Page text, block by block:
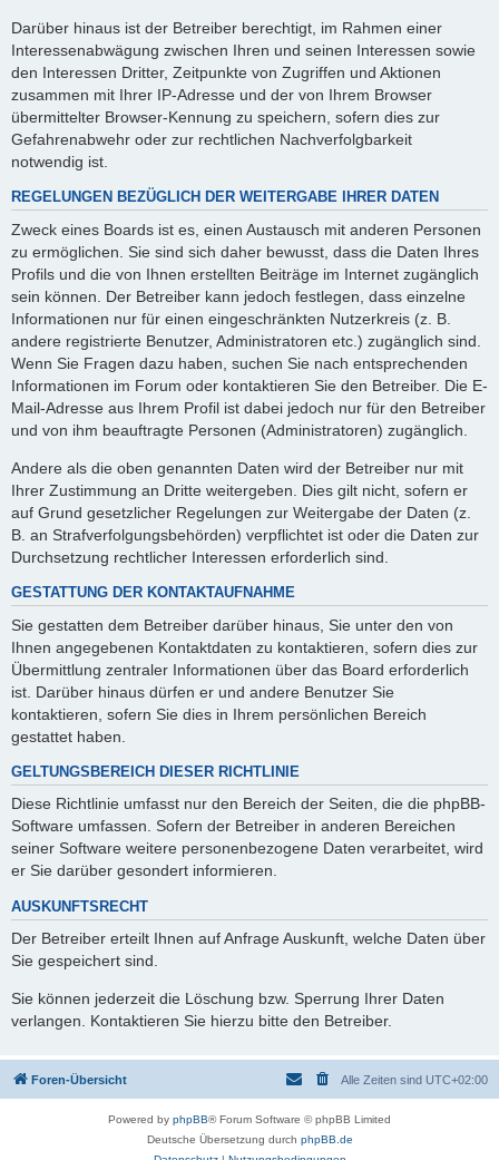
Darüber hinaus ist der Betreiber berechtigt, im Rahmen einer
Interessenabwägung zwischen Ihren und seinen Interessen sowie
den Interessen Dritter, Zeitpunkte von Zugriffen und Aktionen
zusammen mit Ihrer IP-Adresse und der von Ihrem Browser
übermittelter Browser-Kennung zu speichern, sofern dies zur
Gefahrenabwehr oder zur rechtlichen Nachverfolgbarkeit
notwendig ist.
REGELUNGEN BEZÜGLICH DER WEITERGABE IHRER DATEN
Zweck eines Boards ist es, einen Austausch mit anderen Personen
zu ermöglichen. Sie sind sich daher bewusst, dass die Daten Ihres
Profils und die von Ihnen erstellten Beiträge im Internet zugänglich
sein können. Der Betreiber kann jedoch festlegen, dass einzelne
Informationen nur für einen eingeschränkten Nutzerkreis (z. B.
andere registrierte Benutzer, Administratoren etc.) zugänglich sind.
Wenn Sie Fragen dazu haben, suchen Sie nach entsprechenden
Informationen im Forum oder kontaktieren Sie den Betreiber. Die E-
Mail-Adresse aus Ihrem Profil ist dabei jedoch nur für den Betreiber
und von ihm beauftragte Personen (Administratoren) zugänglich.
Andere als die oben genannten Daten wird der Betreiber nur mit
Ihrer Zustimmung an Dritte weitergeben. Dies gilt nicht, sofern er
auf Grund gesetzlicher Regelungen zur Weitergabe der Daten (z.
B. an Strafverfolgungsbehörden) verpflichtet ist oder die Daten zur
Durchsetzung rechtlicher Interessen erforderlich sind.
GESTATTUNG DER KONTAKTAUFNAHME
Sie gestatten dem Betreiber darüber hinaus, Sie unter den von
Ihnen angegebenen Kontaktdaten zu kontaktieren, sofern dies zur
Übermittlung zentraler Informationen über das Board erforderlich
ist. Darüber hinaus dürfen er und andere Benutzer Sie
kontaktieren, sofern Sie dies in Ihrem persönlichen Bereich
gestattet haben.
GELTUNGSBEREICH DIESER RICHTLINIE
Diese Richtlinie umfasst nur den Bereich der Seiten, die die phpBB-
Software umfassen. Sofern der Betreiber in anderen Bereichen
seiner Software weitere personenbezogene Daten verarbeitet, wird
er Sie darüber gesondert informieren.
AUSKUNFTSRECHT
Der Betreiber erteilt Ihnen auf Anfrage Auskunft, welche Daten über
Sie gespeichert sind.
Sie können jederzeit die Löschung bzw. Sperrung Ihrer Daten
verlangen. Kontaktieren Sie hierzu bitte den Betreiber.
Foren-Übersicht Alle Zeiten sind UTC+02:00
Powered by phpBB® Forum Software © phpBB Limited
Deutsche Übersetzung durch phpBB.de